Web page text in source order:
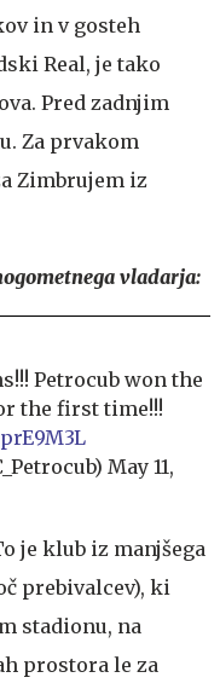
in v gosteh
Real, je tako
Pred zadnjim
Za prvakom
Zimbrujem iz
vladarja:
Petrocub won the
the first time!!!
May 11,
je klub iz manjšega
prebivalcev), ki
stadionu, na
prostora le za